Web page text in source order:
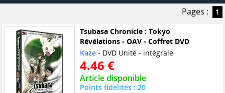
Pages :
1
Tsubasa Chronicle : Tokyo
Révélations - OAV - Coffret DVD
Kaze- DVD Unité - intégrale
4.46 €
Article disponible
Points fidelités : 20